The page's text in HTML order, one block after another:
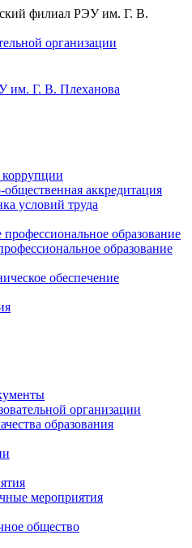
филиал РЭУ им. Г. В.
организации
аккредитация
условий труда
образование
образование
обеспечение
организации
образования
мероприятия
общество